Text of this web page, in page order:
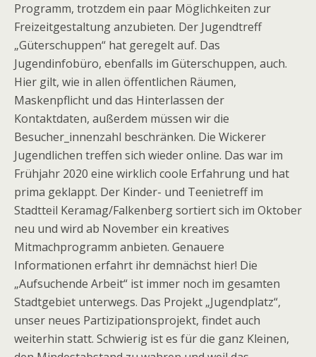
Programm, trotzdem ein paar Möglichkeiten zur
Freizeitgestaltung anzubieten. Der Jugendtreff
„Güterschuppen“ hat geregelt auf. Das
Jugendinfobüro, ebenfalls im Güterschuppen, auch.
Hier gilt, wie in allen öffentlichen Räumen,
Maskenpflicht und das Hinterlassen der
Kontaktdaten, außerdem müssen wir die
Besucher_innenzahl beschränken. Die Wickerer
Jugendlichen treffen sich wieder online. Das war im
Frühjahr 2020 eine wirklich coole Erfahrung und hat
prima geklappt. Der Kinder- und Teenietreff im
Stadtteil Keramag/Falkenberg sortiert sich im Oktober
neu und wird ab November ein kreatives
Mitmachprogramm anbieten. Genauere
Informationen erfahrt ihr demnächst hier! Die
„Aufsuchende Arbeit“ ist immer noch im gesamten
Stadtgebiet unterwegs. Das Projekt „Jugendplatz“,
unser neues Partizipationsprojekt, findet auch
weiterhin statt. Schwierig ist es für die ganz Kleinen,